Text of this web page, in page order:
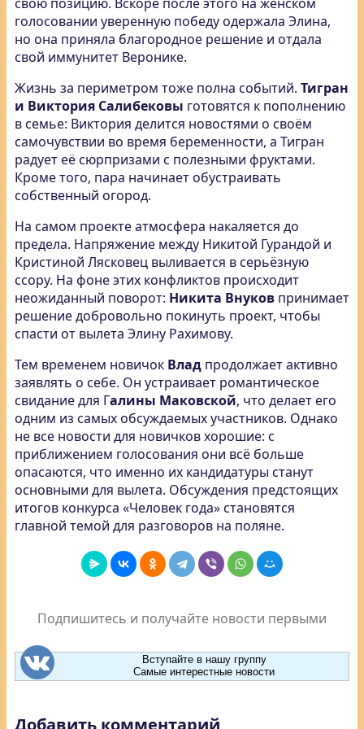
голосовании уверенную победу одержала Элина,
но она приняла благородное решение и отдала
свой иммунитет Веронике.
Жизнь за периметром тоже полна событий. Тигран
и Виктория Салибековы готовятся к пополнению
в семье: Виктория делится новостями о своём
самочувствии во время беременности, а Тигран
радует её сюрпризами с полезными фруктами.
Кроме того, пара начинает обустраивать
собственный огород.
На самом проекте атмосфера накаляется до
предела. Напряжение между Никитой Гурандой и
Кристиной Лясковец выливается в серьёзную
ссору. На фоне этих конфликтов происходит
неожиданный поворот: Никита Внуков принимает
решение добровольно покинуть проект, чтобы
спасти от вылета Элину Рахимову.
Тем временем новичок Влад продолжает активно
заявлять о себе. Он устраивает романтическое
свидание для Галины Маковской, что делает его
одним из самых обсуждаемых участников. Однако
не все новости для новичков хорошие: с
приближением голосования они всё больше
опасаются, что именно их кандидатуры станут
основными для вылета. Обсуждения предстоящих
итогов конкурса «Человек года» становятся
главной темой для разговоров на поляне.
Подпишитесь и получайте новости первыми
Вступайте в нашу группу
Самые интерестные новости
Добавить комментарий